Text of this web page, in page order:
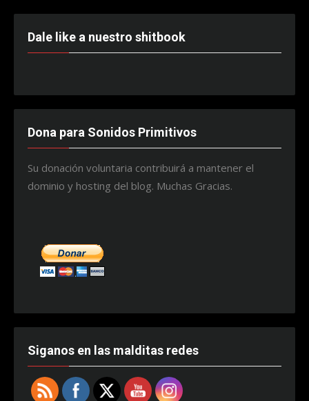
Dale like a nuestro shitbook
Dona para Sonidos Primitivos
Su donación voluntaria contribuirá a mantener el
dominio y hosting del blog. Muchas Gracias.
Siganos en las malditas redes